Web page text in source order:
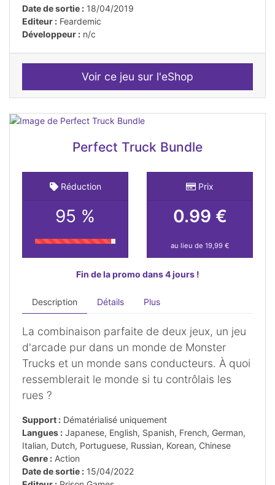
Date de sortie : 18/04/2019
Editeur : Feardemic
Développeur : n/c
Voir ce jeu sur l'eShop
Perfect Truck Bundle
Réduction
95 %
Prix
0.99 €
au lieu de 19,99 €
Fin de la promo dans 4 jours !
Description Détails Plus
La combinaison parfaite de deux jeux, un jeu
d'arcade pur dans un monde de Monster
Trucks et un monde sans conducteurs. À quoi
ressemblerait le monde si tu contrôlais les
rues ?
Support : Dématérialisé uniquement
Langues : Japanese, English, Spanish, French, German,
Italian, Dutch, Portuguese, Russian, Korean, Chinese
Genre : Action
Date de sortie : 15/04/2022